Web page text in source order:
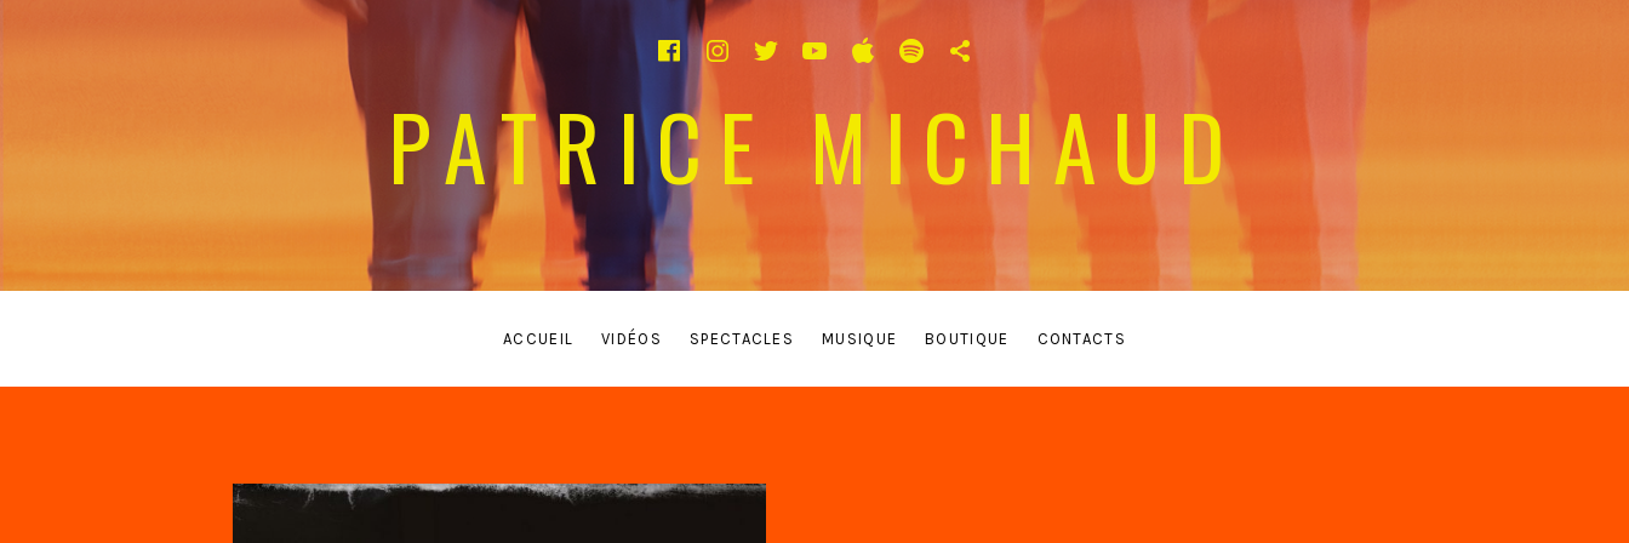
PATRICE MICHAUD
ACCUEIL VIDÉOS SPECTACLES MUSIQUE BOUTIQUE CONTACTS
Facebook
Instagram
TwitterYouTubeApple Music
SpotifyTikTok